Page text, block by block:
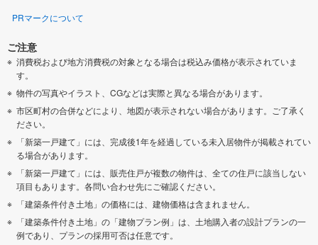
PRマークについて
ご注意
消費税および地方消費税の対象となる場合は税込み価格が表示されていま
す。
物件の写真やイラスト、CGなどは実際と異なる場合があります。
市区町村の合併などにより、地図が表示されない場合があります。ご了承く
ださい。
「新築一戸建て」には、完成後1年を経過している未入居物件が掲載されてい
る場合があります。
「新築一戸建て」には、販売住戸が複数の物件は、全ての住戸に該当しない
項目もあります。各問い合わせ先にご確認ください。
「建築条件付き土地」の価格には、建物価格は含まれません。
「建築条件付き土地」の「建物プラン例」は、土地購入者の設計プランの一
例であり、プランの採用可否は任意です。